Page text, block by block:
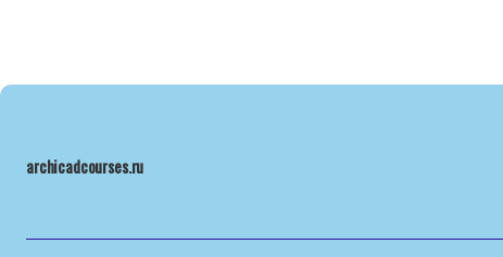
archicadcourses.ru